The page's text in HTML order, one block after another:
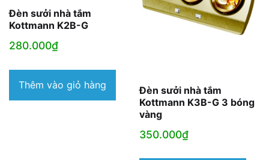
Đèn sưởi nhà tắm
Kottmann K2B-G
280.000₫
Thêm vào giỏ hàng
Đèn sưởi nhà tắm
Kottmann K3B-G 3 bóng
vàng
350.000₫